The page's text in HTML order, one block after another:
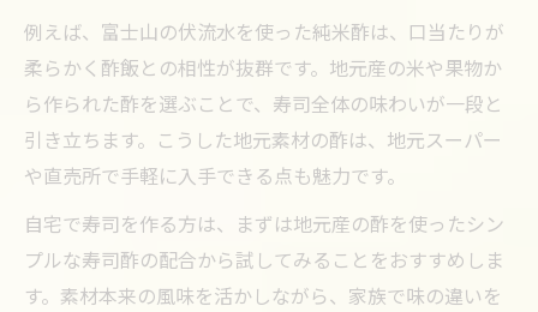
寿司を彩る地元食材の選び方と活用法
寿司酢配合に最適な富士河口湖町産食材と
は
寿司作りが楽しくなる地元野菜の取り入れ
方
寿司の酢飯に合う地元の米や水の特徴
寿司で感じる富士河口湖町の季節感と工夫
寿司作りに最適な酢選びと配合のコツ
例えば、富士山の伏流水を使った純米酢は、口当たりが
柔らかく酢飯との相性が抜群です。地元産の米や果物か
ら作られた酢を選ぶことで、寿司全体の味わいが一段と
引き立ちます。こうした地元素材の酢は、地元スーパー
や直売所で手軽に入手できる点も魅力です。
自宅で寿司を作る方は、まずは地元産の酢を使ったシン
プルな寿司酢の配合から試してみることをおすすめしま
す。素材本来の風味を活かしながら、家族で味の違いを